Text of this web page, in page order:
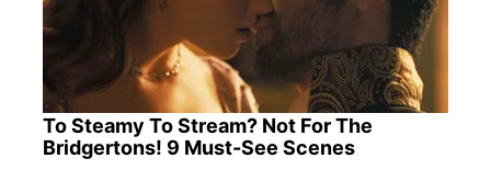
To Steamy To Stream? Not For The
Bridgertons! 9 Must-See Scenes